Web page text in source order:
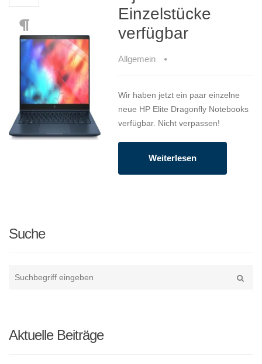
Einzelstücke
verfügbar
Allgemein
Wir haben jetzt ein paar einzelne
neue HP Elite Dragonfly Notebooks
verfügbar. Nicht verpassen!
Weiterlesen
Suche
Aktuelle Beiträge